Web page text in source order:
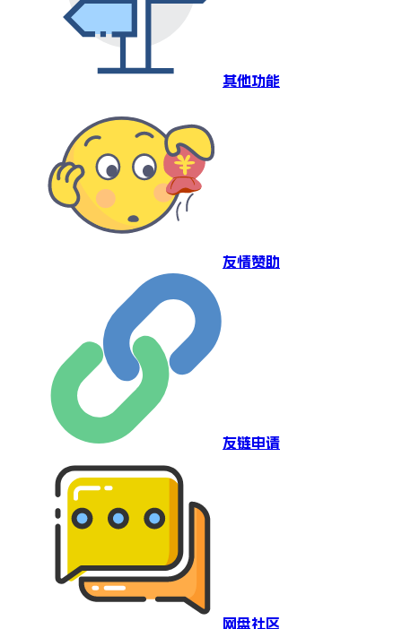
其他功能
友情赞助
友链申请
网盘社区